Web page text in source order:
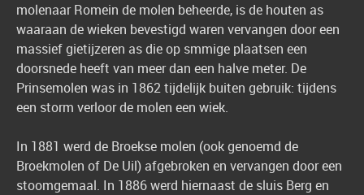
molenaar Romein de molen beheerde, is de houten as
waaraan de wieken bevestigd waren vervangen door een
massief gietijzeren as die op smmige plaatsen een
doorsnede heeft van meer dan een halve meter. De
Prinsemolen was in 1862 tijdelijk buiten gebruik: tijdens
een storm verloor de molen een wiek.
In 1881 werd de Broekse molen (ook genoemd de
Broekmolen of De Uil) afgebroken en vervangen door een
stoomgemaal. In 1886 werd hiernaast de sluis Berg en